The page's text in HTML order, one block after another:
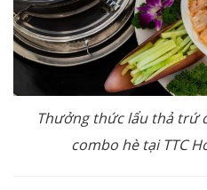
Thưởng thức lẩu thả trứ
combo hè tại TTC